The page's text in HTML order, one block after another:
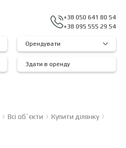
+38 050 641 80 54
+38 095 555 29 54
Орендувати
Здати в оренду
Всі об`єкти
Купити ділянку